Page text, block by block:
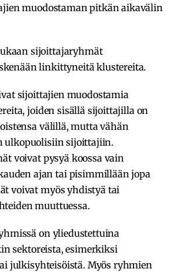
muodostaman pitkän aikavälin
sijoittajaryhmät
linkittyneitä klustereita.
sijoittajien muodostamia
joiden sisällä sijoittajilla on
välillä, mutta vähän
ulkopuolisiin sijoittajiin.
voivat pysyä koossa vain
ajan tai pisimmillään jopa
voivat myös yhdistyä tai
muuttuessa.
on yliedustettuina
sektoreista, esimerkiksi
julkisyhteisöistä. Myös ryhmien